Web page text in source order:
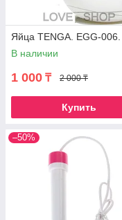
Яйца TENGA. EGG-006.
В наличии
1 000 ₸ 2 000 ₸
Купить
–50%